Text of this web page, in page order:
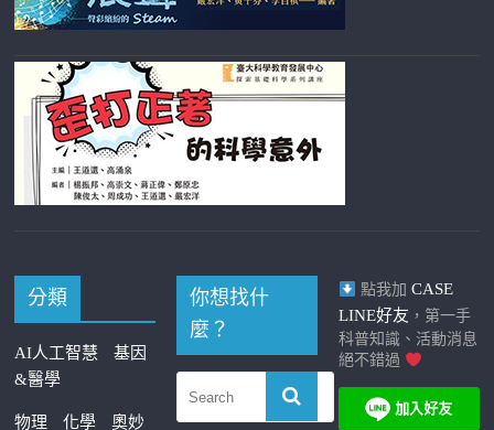
分類
AI人工智慧
基因
&醫學
物理 化學
奧妙
你想找什
麼？
點我加 CASE
LINE好友 ，第一手
科普知識、活動消息
絕不錯過